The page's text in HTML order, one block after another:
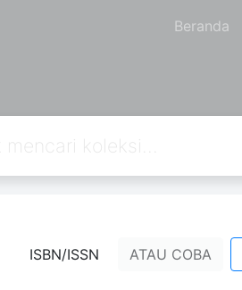
Beranda
ISBN/ISSN ATAU COBA